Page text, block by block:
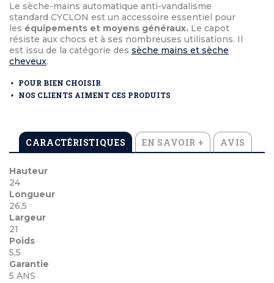
Le sèche-mains automatique anti-vandalisme
standard CYCLON est un accessoire essentiel pour
les équipements et moyens généraux. Le capot
résiste aux chocs et à ses nombreuses utilisations. Il
est issu de la catégorie des sèche mains et sèche
cheveux.
POUR BIEN CHOISIR
NOS CLIENTS AIMENT CES PRODUITS
CARACTÉRISTIQUES EN SAVOIR + AVIS
Hauteur
24
Longueur
26,5
Largeur
21
Poids
5,5
Garantie
5 ANS